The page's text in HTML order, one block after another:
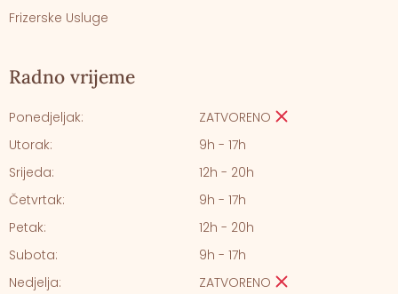
Frizerske Usluge
Radno vrijeme
Ponedjeljak:
Utorak:
Srijeda:
Četvrtak:
Petak:
Subota:
Nedjelja:
ZATVORENO
9h - 17h
12h - 20h
9h - 17h
12h - 20h
9h - 17h
ZATVORENO